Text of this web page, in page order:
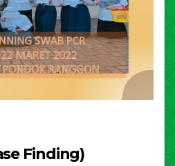
Finding)